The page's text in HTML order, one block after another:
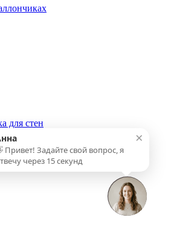
для стен
для внутренних работ
для наружных работ
×
Привет! Задайте свой вопрос, я
через 15 секунд